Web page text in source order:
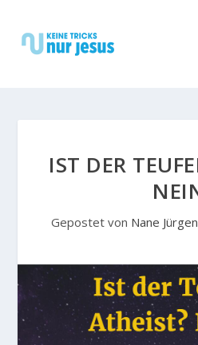
IST DER
Gepostet von Nane